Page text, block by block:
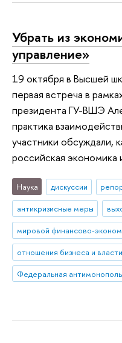
Убрать из
управление»
19 октября в Высшей
первая встреча в
президента ГУ-ВШЭ
практика
участники обсуждали,
российская экономика
Наука дискуссии
антикризисные меры
отношения бизнеса и власти
Федеральная